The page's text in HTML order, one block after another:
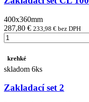
400x360mm
287,80 € 233,98 € bez DPH
krehké
skladom 6ks
Zakladací set 2